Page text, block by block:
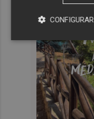
CONFIGURAR